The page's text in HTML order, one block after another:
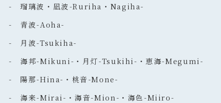
- 瑠璃波・凪波-Ruriha・Nagiha-
- 青波-Aoha-
- 月波-Tsukiha-
- 海邦-Mikuni-・月灯-Tsukihi-・恵海-Megumi-
- 陽那-Hina-・桃音-Mone-
- 海来-Mirai-・海音-Mion-・海色-Miiro-